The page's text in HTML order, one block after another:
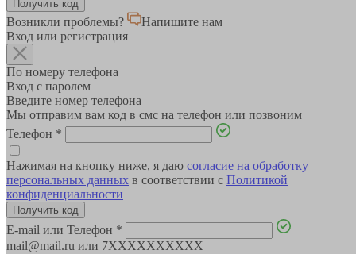
Возникли проблемы?
Напишите нам
Вход или регистрация
По номеру телефона
Вход с паролем
Введите номер телефона
Мы отправим вам код в смс на телефон или позвоним
Телефон *
Нажимая на кнопку ниже, я даю согласие на обработку
персональных данных в соответствии с Политикой
конфиденциальности
E-mail или Телефон *
mail@mail.ru или 7XXXXXXXXXX